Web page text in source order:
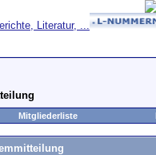
Mitgliederliste